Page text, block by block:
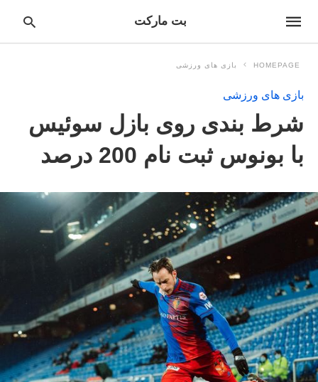
بت مارکت
HOMEPAGE بازی های ورزشی
بازی های ورزشی
شرط بندی روی بازل سوئیس
با بونوس ثبت نام 200 درصد